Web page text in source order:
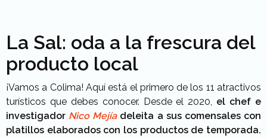
La Sal: oda a la frescura del
producto local
¡Vamos a Colima! Aquí está el primero de los 11 atractivos
turísticos que debes conocer. Desde el 2020, el chef e
investigador Nico Mejíadeleita a sus comensales con
platillos elaborados con los productos de temporada.